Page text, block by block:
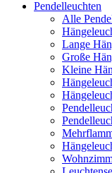
Pendelleuchten
Alle
Lange
Große
Kleine